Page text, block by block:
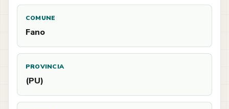
COMUNE
Fano
PROVINCIA
(PU)